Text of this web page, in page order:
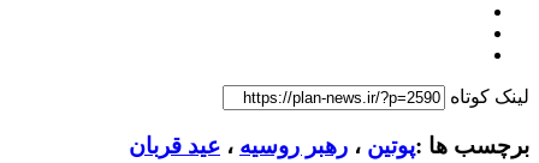
لینک کوتاه
برچسب ها :پوتین ، رهبر روسیه ، عید قربان